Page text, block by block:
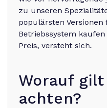
zu unseren
populärsten
Betriebssystem
Preis, versteht sich.
Worauf
achten?